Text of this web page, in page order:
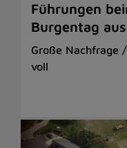
Führungen
Burgentag
Große Nachfrage
voll